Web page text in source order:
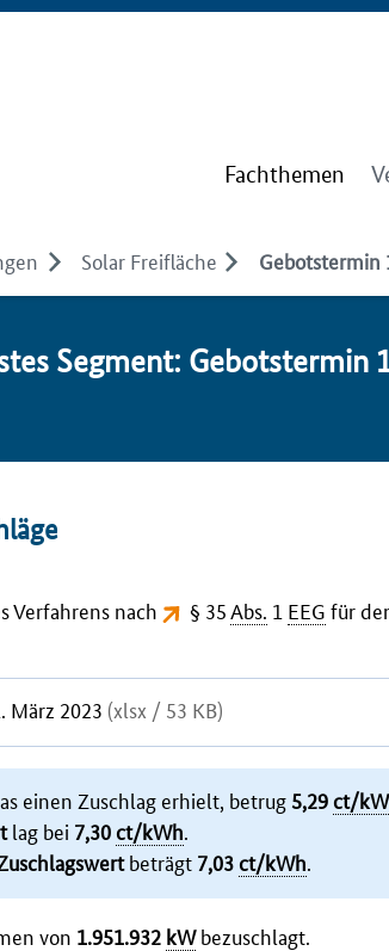
Fachthemen
Solar Freifläche Gebotstermin
Seg­ment: Ge­bots­ter­min
Verfahrens nach § 35 Abs. 1 EEG für
März 2023 (xlsx / 53 KB)
einen Zuschlag erhielt, betrug 5,29ct/
lag bei 7,30ct/kWh
beträgt 7,03ct/kWh
von 1.951.932 kWbezuschlagt.